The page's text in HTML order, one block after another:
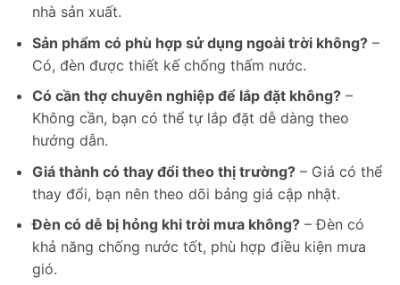
nhà sản xuất.
Sản phẩm có phù hợp sử dụng ngoài trời không?–
Có, đèn được thiết kế chống thấm nước.
Có cần thợ chuyên nghiệp để lắp đặt không?–
Không cần, bạn có thể tự lắp đặt dễ dàng theo
hướng dẫn.
Giá thành có thay đổi theo thị trường?– Giá có thể
thay đổi, bạn nên theo dõi bảng giá cập nhật.
Đèn có dễ bị hỏng khi trời mưa không?– Đèn có
khả năng chống nước tốt, phù hợp điều kiện mưa
gió.